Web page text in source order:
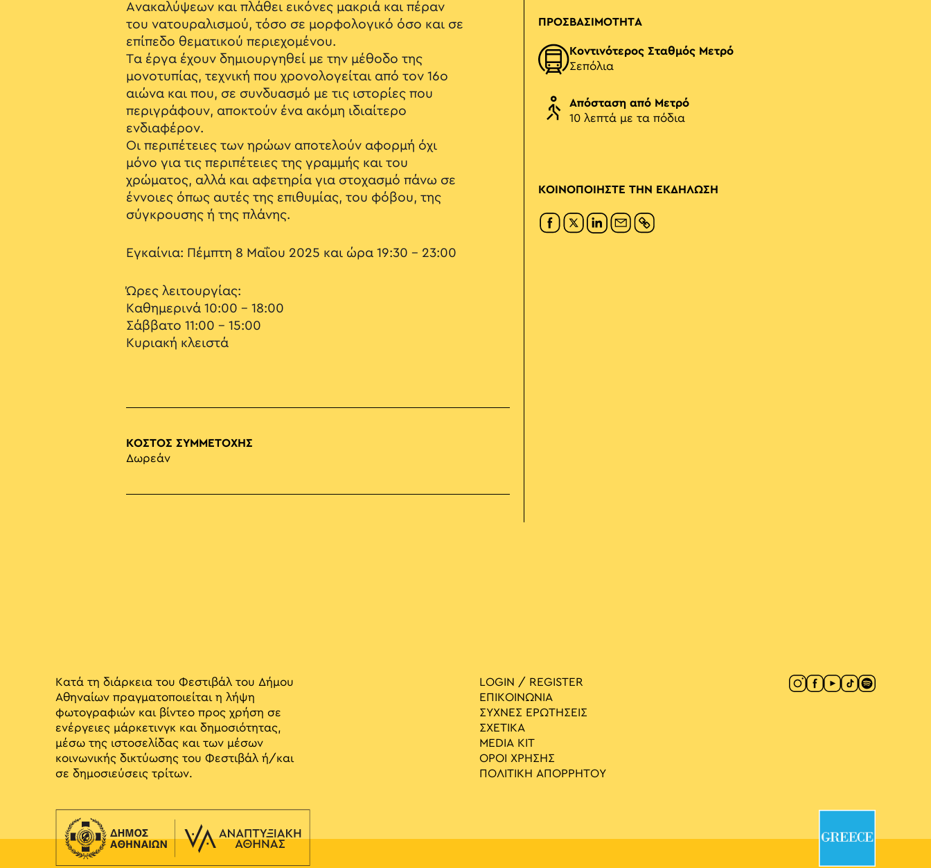
Ανακαλύψεων και πλάθει εικόνες μακριά και πέραν
του νατουραλισμού, τόσο σε μορφολογικό όσο και σε
επίπεδο θεματικού περιεχομένου.
Τα έργα έχουν δημιουργηθεί με την μέθοδο της
μονοτυπίας, τεχνική που χρονολογείται από τον 16ο
αιώνα και που, σε συνδυασμό με τις ιστορίες που
περιγράφουν, αποκτούν ένα ακόμη ιδιαίτερο
ενδιαφέρον.
Οι περιπέτειες των ηρώων αποτελούν αφορμή όχι
μόνο για τις περιπέτειες της γραμμής και του
χρώματος, αλλά και αφετηρία για στοχασμό πάνω σε
έννοιες όπως αυτές της επιθυμίας, του φόβου, της
σύγκρουσης ή της πλάνης.
Εγκαίνια: Πέμπτη 8 Μαΐου 2025 και ώρα 19:30 - 23:00
Ώρες λειτουργίας:
Καθημερινά 10:00 – 18:00
Σάββατο 11:00 – 15:00
Κυριακή κλειστά
ΚΟΣΤΟΣ ΣΥΜΜΕΤΟΧΗΣ
Δωρεάν
ΠΡΟΣΒΑΣΙΜΟΤΗΤΑ
Κοντινότερος Σταθμός Μετρό
Σεπόλια
Απόσταση από Μετρό
10 λεπτά με τα πόδια
ΚΟΙΝΟΠΟΙΗΣΤΕ ΤΗΝ ΕΚΔΗΛΩΣΗ
Κατά τη διάρκεια του Φεστιβάλ του Δήμου
Αθηναίων πραγματοποιείται η λήψη
φωτογραφιών και βίντεο προς χρήση σε
ενέργειες μάρκετινγκ και δημοσιότητας,
μέσω της ιστοσελίδας και των μέσων
κοινωνικής δικτύωσης του Φεστιβάλ ή/και
σε δημοσιεύσεις τρίτων.
LOGIN / REGISTER
ΕΠΙΚΟΙΝΩΝΙΑ
ΣΥΧΝΕΣ ΕΡΩΤΗΣΕΙΣ
ΣΧΕΤΙΚΑ
MEDIA ΚIT
ΟΡΟΙ ΧΡΗΣΗΣ
ΠΟΛΙΤΙΚΗ ΑΠΟΡΡΗΤΟΥ